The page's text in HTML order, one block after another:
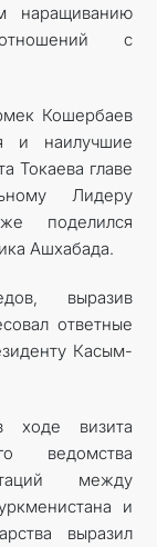
наращиванию
с
Кошербаев
и наилучшие
Токаева главе
Лидеру
поделился
Ашхабада.
выразив
ответные
Касым-
ходе визита
ведомства
между
и
выразил